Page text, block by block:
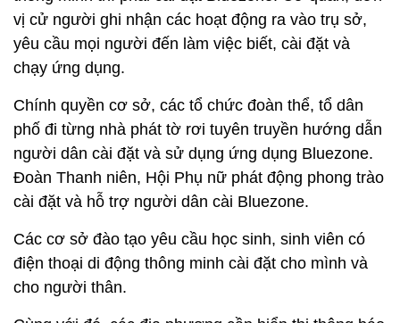
vị cử người ghi nhận các hoạt động ra vào trụ sở,
yêu cầu mọi người đến làm việc biết, cài đặt và
chạy ứng dụng.
Chính quyền cơ sở, các tổ chức đoàn thể, tổ dân
phố đi từng nhà phát tờ rơi tuyên truyền hướng dẫn
người dân cài đặt và sử dụng ứng dụng Bluezone.
Đoàn Thanh niên, Hội Phụ nữ phát động phong trào
cài đặt và hỗ trợ người dân cài Bluezone.
Các cơ sở đào tạo yêu cầu học sinh, sinh viên có
điện thoại di động thông minh cài đặt cho mình và
cho người thân.